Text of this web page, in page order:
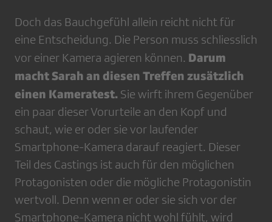
Doch das Bauchgefühl allein reicht nicht für
eine Entscheidung. Die Person muss schliesslich
vor einer Kamera agieren können. Darum
macht Sarah an diesen Treffen zusätzlich
einen Kameratest. Sie wirft ihrem Gegenüber
ein paar dieser Vorurteile an den Kopf und
schaut, wie er oder sie vor laufender
Smartphone-­Kamera darauf reagiert. Dieser
Teil des Castings ist auch für den möglichen
Prota­gonisten oder die mögliche Protagonistin
wertvoll. Denn wenn er oder sie sich vor der
Smartphone-Kamera nicht wohl fühlt, wird